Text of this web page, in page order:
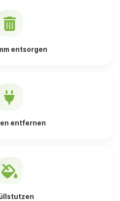
entsorgen
entfernen